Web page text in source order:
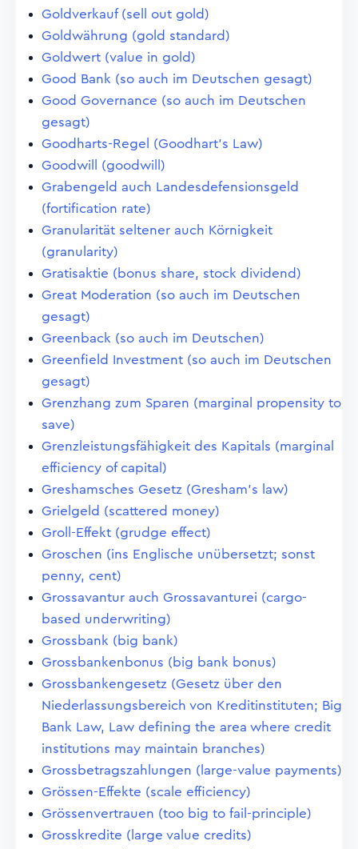
Goldverkauf (sell out gold)
Goldwährung (gold standard)
Goldwert (value in gold)
Good Bank (so auch im Deutschen gesagt)
Good Governance (so auch im Deutschen
gesagt)
Goodharts-Regel (Goodhart's Law)
Goodwill (goodwill)
Grabengeld auch Landesdefensionsgeld
(fortification rate)
Granularität seltener auch Körnigkeit
(granularity)
Gratisaktie (bonus share, stock dividend)
Great Moderation (so auch im Deutschen
gesagt)
Greenback (so auch im Deutschen)
Greenfield Investment (so auch im Deutschen
gesagt)
Grenzhang zum Sparen (marginal propensity to
save)
Grenzleistungsfähigkeit des Kapitals (marginal
efficiency of capital)
Greshamsches Gesetz (Gresham's law)
Grielgeld (scattered money)
Groll-Effekt (grudge effect)
Groschen (ins Englische unübersetzt; sonst
penny, cent)
Grossavantur auch Grossavanturei (cargo-
based underwriting)
Grossbank (big bank)
Grossbankenbonus (big bank bonus)
Grossbankengesetz (Gesetz über den
Niederlassungsbereich von Kreditinstituten; Big
Bank Law, Law defining the area where credit
institutions may maintain branches)
Grossbetragszahlungen (large-value payments)
Grössen-Effekte (scale efficiency)
Grössenvertrauen (too big to fail-principle)
Grosskredite (large value credits)